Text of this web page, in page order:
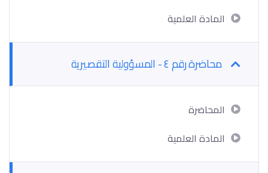
المادة العلمية
محاضرة رقم ٤ - المسؤولية التقصيرية
المحاضرة
المادة العلمية